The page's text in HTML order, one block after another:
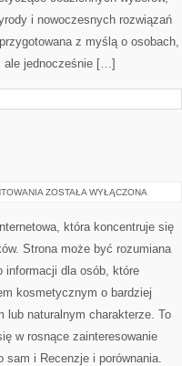
i nowoczesnych rozwiązań
z myślą o osobach,
ale jednocześnie […]
SKŁADNIKI
ZOSTAŁA WYŁĄCZONA
która koncentruje się
Strona może być rozumiana
informacji dla osób, które
kosmetycznym o bardziej
lub naturalnym charakterze. To
w rosnące zainteresowanie
sam i Recenzje i porównania.